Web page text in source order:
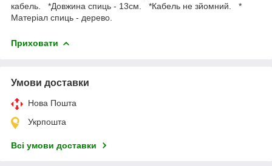
кабель. *Довжина спиць - 13см. *Кабель не зйомний. *
Матеріал спиць - дерево.
Приховати
Умови доставки
Нова Пошта
Укрпошта
Всі умови доставки